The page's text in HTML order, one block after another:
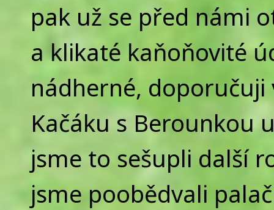
pak už se před námi
a klikaté kaňoňovité
nádherné, doporučuji
Kačáku s Berounkou
jsme to sešupli další
jsme poobědvali